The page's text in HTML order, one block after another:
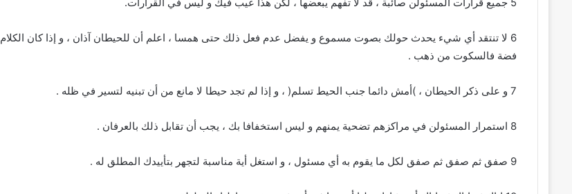
6 لا تنتقد أي شيء يحدث حولك بصوت مسموع و يفضل عدم فعل ذلك حتى همسا ، اعلم أن للحيطان آذان ، و إذا كان الكلام
فضة فالسكوت من ذهب .
7 و على ذكر الحيطان ، )أمش دائما جنب الحيط تسلم( ، و إذا لم تجد حيطا لا مانع من أن تبنيه لتسير في ظله .
8 استمرار المسئولن في مراكزهم تضحية يمنهم و ليس استخفافا بك ، يجب أن تقابل ذلك بالعرفان .
9 صفق ثم صفق ثم صفق لكل ما يقوم به أي مسئول ، و استغل أية مناسبة لتجهر بتأييدك المطلق له .